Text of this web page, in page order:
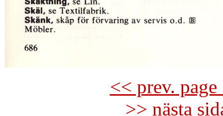
<< prev.
>> nästa